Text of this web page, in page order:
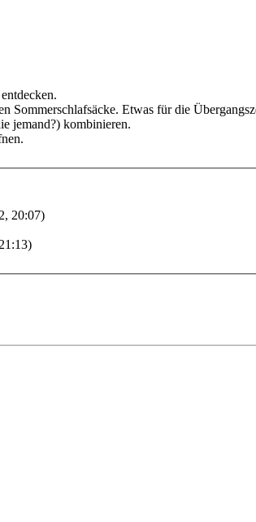
Sommerschlafsäcke. Etwas für die
jemand?) kombinieren.
20:07)